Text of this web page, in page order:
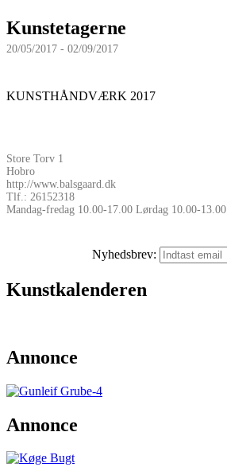
Kunstetagerne
20/05/2017 - 02/09/2017
KUNSTHÅNDVÆRK 2017
Store Torv 1
Hobro
http://www.balsgaard.dk
Tlf.: 26152318
Mandag-fredag 10.00-17.00 Lørdag 10.00-13.00
Nyhedsbrev:
Kunstkalenderen
Annonce
Annonce